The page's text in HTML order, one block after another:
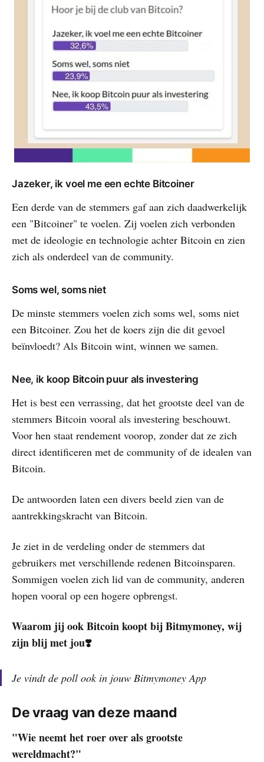
Jazeker, ik voel me een echte Bitcoiner
Een derde van de stemmers gaf aan zich daadwerkelijk
een "Bitcoiner" te voelen. Zij voelen zich verbonden
met de ideologie en technologie achter Bitcoin en zien
zich als onderdeel van de community.
Soms wel, soms niet
De minste stemmers voelen zich soms wel, soms niet
een Bitcoiner. Zou het de koers zijn die dit gevoel
beïnvloedt? Als Bitcoin wint, winnen we samen.
Nee, ik koop Bitcoin puur als investering
Het is best een verrassing, dat het grootste deel van de
stemmers Bitcoin vooral als investering beschouwt.
Voor hen staat rendement voorop, zonder dat ze zich
direct identificeren met de community of de idealen van
Bitcoin.
De antwoorden laten een divers beeld zien van de
aantrekkingskracht van Bitcoin.
Je ziet in de verdeling onder de stemmers dat
gebruikers met verschillende redenen Bitcoinsparen.
Sommigen voelen zich lid van de community, anderen
hopen vooral op een hogere opbrengst.
Waarom jij ook Bitcoin koopt bij Bitmymoney, wij
zijn blij met jou❣️
Je vindt de poll ook in jouw Bitmymoney App
De vraag van deze maand
"Wie neemt het roer over als grootste
wereldmacht?"